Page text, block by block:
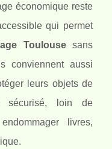
économique reste
qui permet
Toulousesans
conviennent aussi
leurs objets de
sécurisé, loin de
livres,